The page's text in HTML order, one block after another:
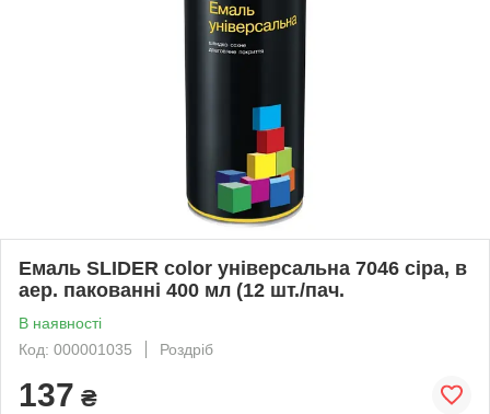
Емаль SLIDER color універсальна 7046 сіра, в
аер. пакованні 400 мл (12 шт./пач.
В наявності
Код: 000001035
Роздріб
137 ₴